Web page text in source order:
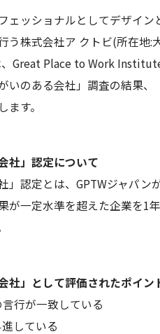
ェッショナルとしてデザイ
う株式会社ア クトビ(所在地:
Great Place to Work
いのある会社」調査の結果
す。
社」認定について
」認定とは、GPTWジャパ
が一定水準を超えた企業を1
社」として評価されたポイン
行が一致している
している